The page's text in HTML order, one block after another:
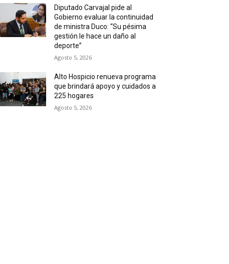
Diputado Carvajal pide al
Gobierno evaluar la continuidad
de ministra Duco: “Su pésima
gestión le hace un daño al
deporte”
Agosto 5, 2026
Alto Hospicio renueva programa
que brindará apoyo y cuidados a
225 hogares
Agosto 5, 2026